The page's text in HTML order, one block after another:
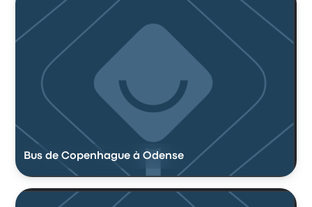
Bus de Copenhague à Odense